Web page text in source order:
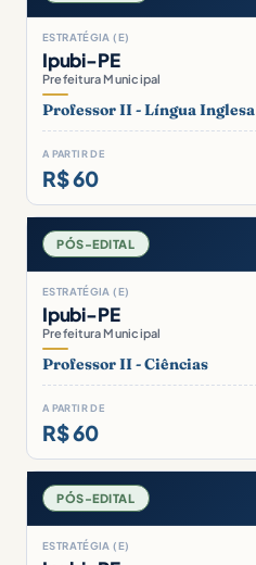
ESTRATÉGIA (E)
Ipubi-PE
Prefeitura Municipal
Professor II - Língua Inglesa
A PARTIR DE
R$ 60
PÓS-EDITAL
ESTRATÉGIA (E)
Ipubi-PE
Prefeitura Municipal
Professor II - Ciências
A PARTIR DE
R$ 60
PÓS-EDITAL
ESTRATÉGIA (E)